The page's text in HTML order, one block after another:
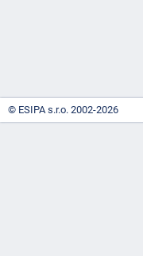
© ESIPA s.r.o. 2002-2026